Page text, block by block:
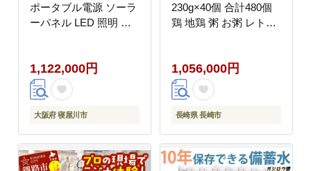
ポータブル電源 ソーラ
ーパネル LED 照明 備
1,122,000円
大阪府 寝屋川市
230g×40個 合計480個
鶏 地鶏 粥 お粥 レトル
1,056,000円
長崎県 長崎市